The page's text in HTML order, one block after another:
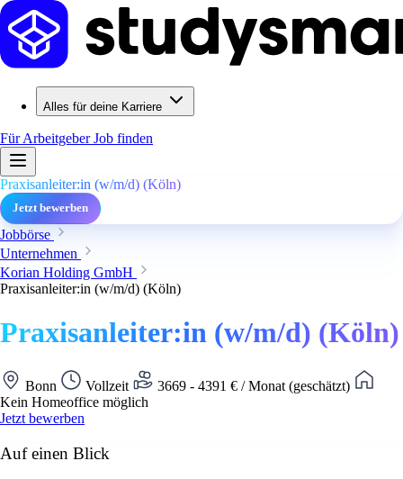
Alles für deine Karriere
Für ArbeitgeberJob finden
Praxisanleiter:in (w/m/d) (Köln)
Jetzt bewerben
Jobbörse
Unternehmen
Korian Holding GmbH
Praxisanleiter:in (w/m/d) (Köln)
Praxisanleiter:in (w/m/d) (Köln)
Bonn Vollzeit
3669 - 4391 € / Monat (geschätzt)
Kein Homeoffice möglich
Jetzt bewerben
Auf einen Blick